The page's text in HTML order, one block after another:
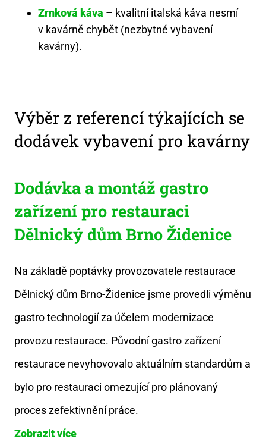
Zrnková káva – kvalitní italská káva nesmí
v kavárně chybět (nezbytné vybavení
kavárny).
Výběr z referencí týkajících se
dodávek vybavení pro kavárny
Dodávka a montáž gastro
zařízení pro restauraci
Dělnický dům Brno Židenice
Na základě poptávky provozovatele restaurace
Dělnický dům Brno-Židenice jsme provedli výměnu
gastro technologií za účelem modernizace
provozu restaurace. Původní gastro zařízení
restaurace nevyhovovalo aktuálním standardům a
bylo pro restauraci omezující pro plánovaný
proces zefektivnění práce.
Zobrazit více